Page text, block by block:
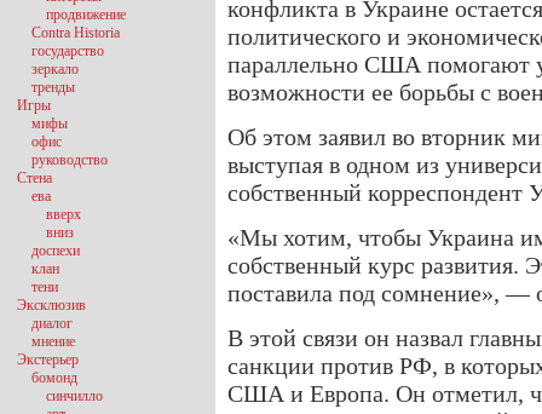
конфликта в Украине
политического и
параллельно США помогают
возможности ее борьбы с
Об этом заявил во вторник
выступая в одном из
собственный корреспондент
«Мы хотим, чтобы Украина
собственный курс развития.
поставила под сомнение»,
В этой связи он назвал
санкции против РФ, в
США и Европа. Он отметил,
продвижение
Contra Historia
государство
зеркало
тренды
Игры
мифы
офис
руководство
Стена
ева
вверх
вниз
доспехи
клан
тени
Эксклюзив
диалог
мнение
Экстерьер
бомонд
синчилло